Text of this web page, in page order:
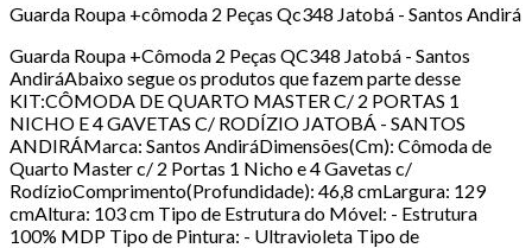
Guarda Roupa +cômoda 2 Peças Qc348 Jatobá - Santos Andirá
Guarda Roupa +Cômoda 2 Peças QC348 Jatobá - Santos
AndiráAbaixo segue os produtos que fazem parte desse
KIT:CÔMODA DE QUARTO MASTER C/ 2 PORTAS 1
NICHO E 4 GAVETAS C/ RODÍZIO JATOBÁ - SANTOS
ANDIRÁMarca: Santos AndiráDimensões(Cm): Cômoda de
Quarto Master c/ 2 Portas 1 Nicho e 4 Gavetas c/
RodízioComprimento(Profundidade): 46,8 cmLargura: 129
cmAltura: 103 cm Tipo de Estrutura do Móvel: - Estrutura
100% MDP Tipo de Pintura: - Ultravioleta Tipo de